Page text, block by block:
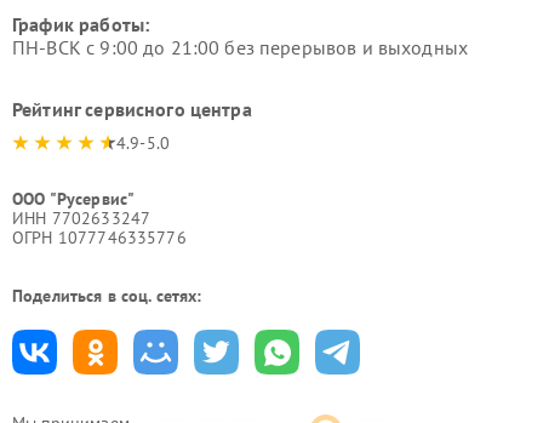
График работы:
ПН-ВСК с 9:00 до 21:00 без перерывов и выходных
Рейтинг сервисного центра
4.9-5.0
ООО "Русервис"
ИНН 7702633247
ОГРН 1077746335776
Поделиться в соц. сетях: